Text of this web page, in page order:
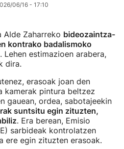
06/16 - 17:10
Alde Zaharreko bideozaintza-
kontrako badalismoko
Lehen estimazioen arabera,
dira.
erasoak joan den
kamerak pintura beltzez
gauean, ordea, sabotajeekin
suntsitu egin zituzten,
. Era berean, Emisio
sarbideak kontrolatzen
ere egin zituzten erasoak.